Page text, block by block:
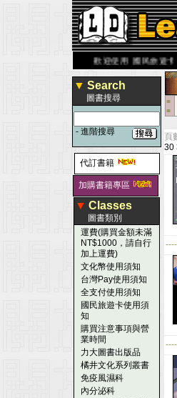
歡迎使用 國民旅遊卡！！
▼ Search
圖書搜尋
- 進階搜尋
代訂書籍
加購書籍專區
▼ Classes
圖書類別
運費(購買金額未滿
NT$1000，請自行
加上運費)
文化幣使用須知
台灣Pay使用須知
全支付使用須知
國民旅遊卡使用須
知
購買注意事項與營
業時間
力大圖書出版品
橘井文化系列叢書
免疫風濕科
內分泌科
■
■
頁
30